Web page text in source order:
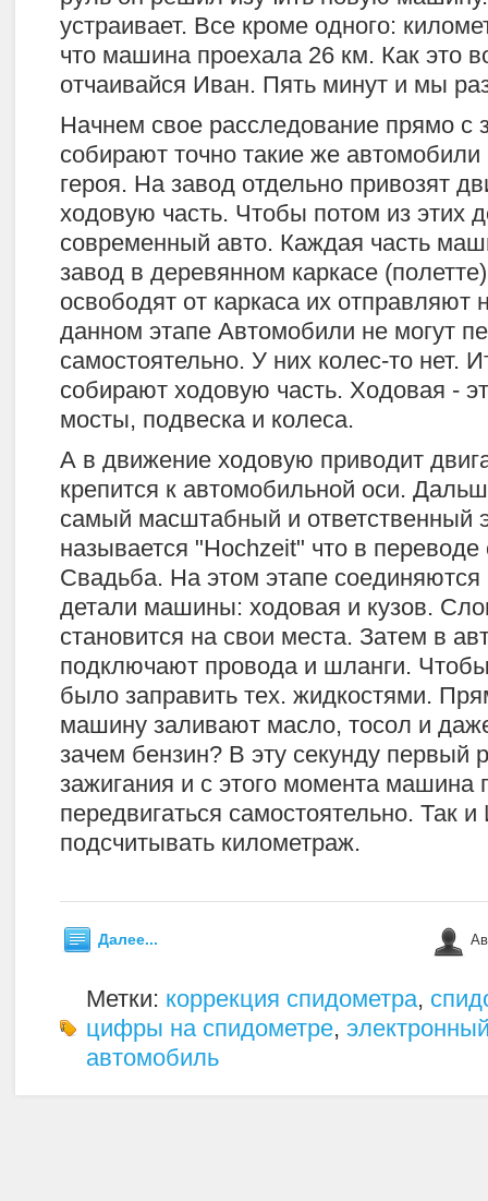
устраивает. Все кроме одного:
что машина проехала 26 км. Как это
отчаивайся Иван. Пять минут и мы
Начнем свое расследование прямо с
собирают точно такие же автомобили
героя. На завод отдельно привозят
ходовую часть. Чтобы потом из этих
современный авто. Каждая часть
завод в деревянном каркасе
освободят от каркаса их отправляют
данном этапе Автомобили не могут
самостоятельно. У них колес-то нет.
собирают ходовую часть. Ходовая -
мосты, подвеска и колеса.
А в движение ходовую приводит
крепится к автомобильной оси.
самый масштабный и ответственный
называется "Hochzeit" что в переводе
Свадьба. На этом этапе
детали машины: ходовая и кузов.
становится на свои места. Затем в
подключают провода и шланги.
было заправить тех. жидкостями.
машину заливают масло, тосол и
зачем бензин? В эту секунду первый
зажигания и с этого момента машина
передвигаться самостоятельно. Так
подсчитывать километраж.
Далее...
Метки: коррекция спидометра,
цифры на спидометре,
автомобиль